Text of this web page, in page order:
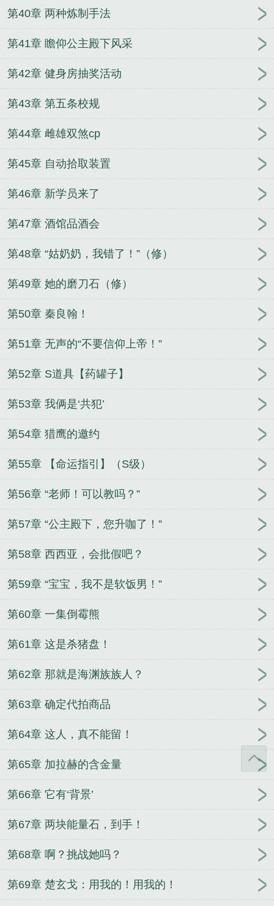
第40章 两种炼制手法
第41章 瞻仰公主殿下风采
第42章 健身房抽奖活动
第43章 第五条校规
第44章 雌雄双煞cp
第45章 自动拾取装置
第46章 新学员来了
第47章 酒馆品酒会
第48章 “姑奶奶，我错了！”（修）
第49章 她的磨刀石（修）
第50章 秦良翰！
第51章 无声的“不要信仰上帝！”
第52章 S道具【药罐子】
第53章 我俩是‘共犯’
第54章 猎鹰的邀约
第55章 【命运指引】（S级）
第56章 “老师！可以教吗？”
第57章 “公主殿下，您升咖了！”
第58章 西西亚，会批假吧？
第59章 “宝宝，我不是软饭男！”
第60章 一集倒霉熊
第61章 这是杀猪盘！
第62章 那就是海渊族族人？
第63章 确定代拍商品
第64章 这人，真不能留！
第65章 加拉赫的含金量
第66章 它有‘背景’
第67章 两块能量石，到手！
第68章 啊？挑战她吗？
第69章 楚玄戈：用我的！用我的！